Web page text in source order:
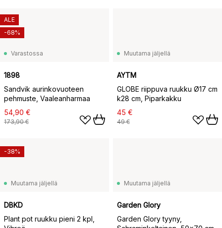
Varastossa
1898
Sandvik aurinkovuoteen
pehmuste, Vaaleanharmaa
54,90 €
173,90 €
ALE
-68%
Muutama jäljellä
AYTM
GLOBE riippuva ruukku Ø17 cm
k28 cm, Piparkakku
45 €
49 €
Muutama jäljellä
DBKD
Plant pot ruukku pieni 2 kpl,
-38%
Muutama jäljellä
Garden Glory
Garden Glory tyyny,